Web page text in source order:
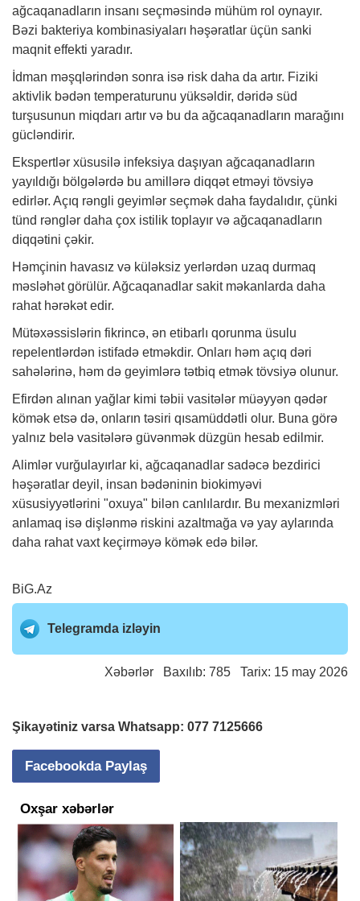
ağcaqanadların insanı seçməsində mühüm rol oynayır.
Bəzi bakteriya kombinasiyaları həşəratlar üçün sanki
maqnit effekti yaradır.
İdman məşqlərindən sonra isə risk daha da artır. Fiziki
aktivlik bədən temperaturunu yüksəldir, dəridə süd
turşusunun miqdarı artır və bu da ağcaqanadların marağını
gücləndirir.
Ekspertlər xüsusilə infeksiya daşıyan ağcaqanadların
yayıldığı bölgələrdə bu amillərə diqqət etməyi tövsiyə
edirlər. Açıq rəngli geyimlər seçmək daha faydalıdır, çünki
tünd rənglər daha çox istilik toplayır və ağcaqanadların
diqqətini çəkir.
Həmçinin havasız və küləksiz yerlərdən uzaq durmaq
məsləhət görülür. Ağcaqanadlar sakit məkanlarda daha
rahat hərəkət edir.
Mütəxəssislərin fikrincə, ən etibarlı qorunma üsulu
repelentlərdən istifadə etməkdir. Onları həm açıq dəri
sahələrinə, həm də geyimlərə tətbiq etmək tövsiyə olunur.
Efirdən alınan yağlar kimi təbii vasitələr müəyyən qədər
kömək etsə də, onların təsiri qısamüddətli olur. Buna görə
yalnız belə vasitələrə güvənmək düzgün hesab edilmir.
Alimlər vurğulayırlar ki, ağcaqanadlar sadəcə bezdirici
həşəratlar deyil, insan bədəninin biokimyəvi
xüsusiyyətlərini "oxuya" bilən canlılardır. Bu mexanizmləri
anlamaq isə dişlənmə riskini azaltmağa və yay aylarında
daha rahat vaxt keçirməyə kömək edə bilər.
BiG.Az
Telegramda izləyin
Xəbərlər Baxılıb: 785 Tarix: 15 may 2026
Şikayətiniz varsa Whatsapp: 077 7125666
Facebookda Paylaş
Oxşar xəbərlər